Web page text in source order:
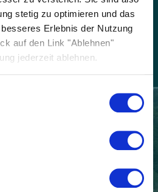
stetig zu optimieren und das
Erlebnis der Nutzung
auf den Link "Ablehnen"
jederzeit ablehnen.
adaptés à